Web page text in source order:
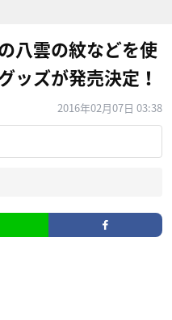
八雲の紋などを使
ッズが発売決定！
2016年02月07日 03:38